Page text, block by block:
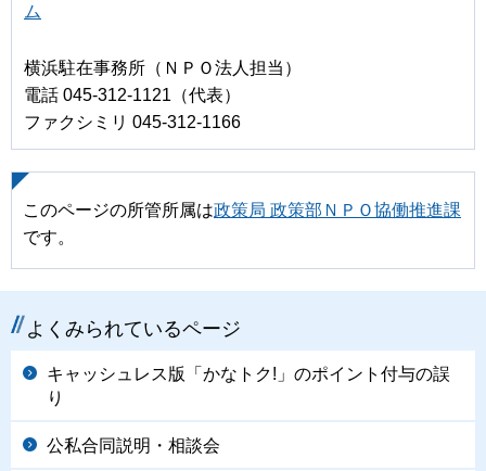
ム
横浜駐在事務所（ＮＰＯ法人担当）
電話 045-312-1121（代表）
ファクシミリ 045-312-1166
このページの所管所属は政策局 政策部ＮＰＯ協働推進課
です。
よくみられているページ
キャッシュレス版「かなトク!」のポイント付与の誤
り
公私合同説明・相談会